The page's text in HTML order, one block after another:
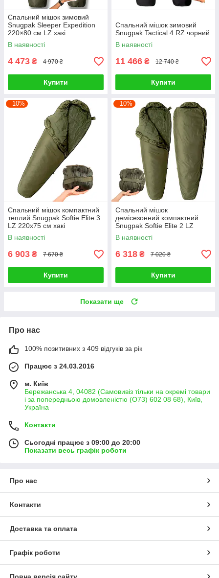
Спальний мішок зимовий
Snugpak Sleeper Expedition
220×80 см LZ хакі
В наявності
4 473 ₴ 4 970 ₴
Купити
Спальний мішок зимовий
Snugpak Tactical 4 RZ чорний
В наявності
11 466 ₴ 12 740 ₴
Купити
–10%
Спальний мішок компактний
теплий Snugpak Softie Elite 3
LZ 220х75 см хакі
В наявності
6 903 ₴ 7 670 ₴
Купити
–10%
Спальний мішок
демісезонний компактний
Snugpak Softie Elite 2 LZ
В наявності
6 318 ₴ 7 020 ₴
Купити
Показати ще
Про нас
100% позитивних з 409 відгуків за рік
Працює з 24.03.2016
м. Київ
Бережанська 4, 04082 (Самовивіз тільки на окремі товари
і за попередньою домовленістю (О73) 602 08 68), Київ,
Україна
Контакти
Сьогодні працює з 09:00 до 20:00
Показати весь графік роботи
Про нас
Контакти
Доставка та оплата
Графік роботи